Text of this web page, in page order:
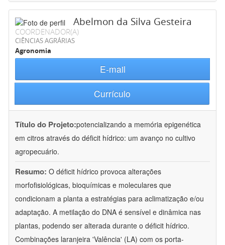
Abelmon da Silva Gesteira
COORDENADOR(A)
CIÊNCIAS AGRÁRIAS
Agronomia
E-mail
Currículo
Título do Projeto:potencializando a memória epigenética
em citros através do déficit hídrico: um avanço no cultivo
agropecuário.
Resumo: O déficit hídrico provoca alterações
morfofisiológicas, bioquímicas e moleculares que
condicionam a planta a estratégias para aclimatização e/ou
adaptação. A metilação do DNA é sensível e dinâmica nas
plantas, podendo ser alterada durante o déficit hídrico.
Combinações laranjeira 'Valência' (LA) com os porta-